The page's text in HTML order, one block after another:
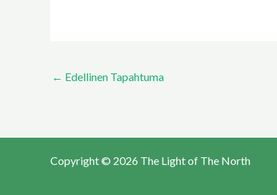
← Edellinen Tapahtuma
Copyright © 2026 The Light of The North